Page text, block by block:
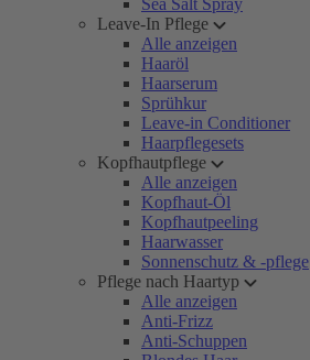
Sea Salt Spray
Leave-In Pflege
Alle anzeigen
Haaröl
Haarserum
Sprühkur
Leave-in Conditioner
Haarpflegesets
Kopfhautpflege
Alle anzeigen
Kopfhaut-Öl
Kopfhautpeeling
Haarwasser
Sonnenschutz & -pflege
Pflege nach Haartyp
Alle anzeigen
Anti-Frizz
Anti-Schuppen